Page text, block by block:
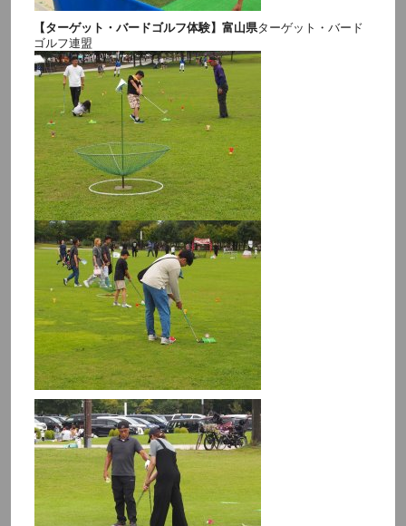
【ターゲット・バードゴルフ体験】富山県ターゲット・バード
ゴルフ連盟